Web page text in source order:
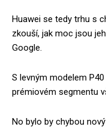
Huawei se tedy trhu s
zkouší, jak moc jsou
Google.
S levným modelem
prémiovém segmentu
No bylo by chybou